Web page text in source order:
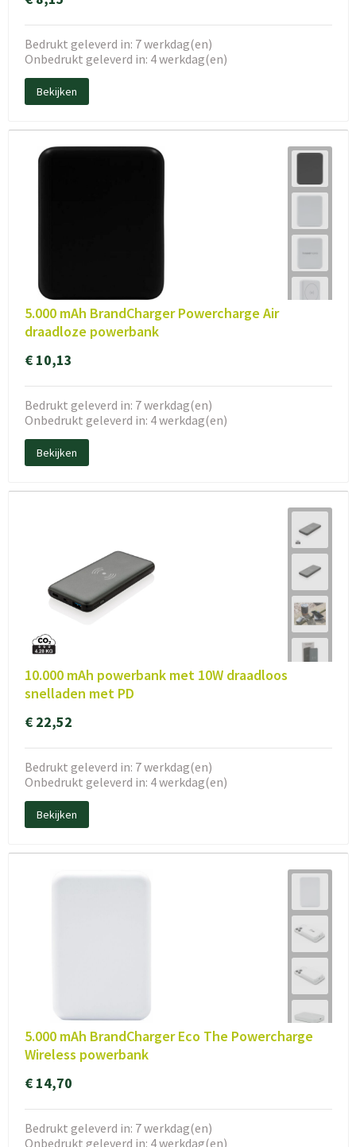
Bedrukt geleverd in: 7 werkdag(en)
Onbedrukt geleverd in: 4 werkdag(en)
Bekijken
5.000 mAh BrandCharger Powercharge Air
draadloze powerbank
€ 10,13
Bedrukt geleverd in: 7 werkdag(en)
Onbedrukt geleverd in: 4 werkdag(en)
Bekijken
10.000 mAh powerbank met 10W draadloos
snelladen met PD
€ 22,52
Bedrukt geleverd in: 7 werkdag(en)
Onbedrukt geleverd in: 4 werkdag(en)
Bekijken
5.000 mAh BrandCharger Eco The Powercharge
Wireless powerbank
€ 14,70
Bedrukt geleverd in: 7 werkdag(en)
Onbedrukt geleverd in: 4 werkdag(en)